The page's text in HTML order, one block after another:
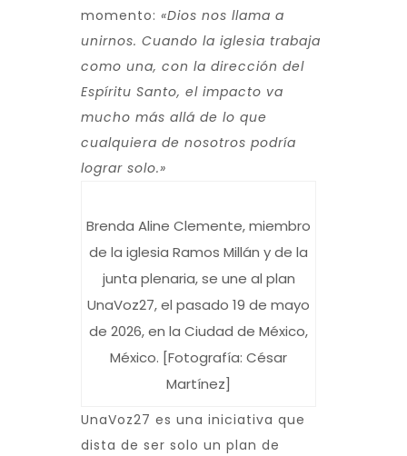
momento: «Dios nos llama a
unirnos. Cuando la iglesia trabaja
como una, con la dirección del
Espíritu Santo, el impacto va
mucho más allá de lo que
cualquiera de nosotros podría
lograr solo.»
Brenda Aline Clemente, miembro
de la iglesia Ramos Millán y de la
junta plenaria, se une al plan
UnaVoz27, el pasado 19 de mayo
de 2026, en la Ciudad de México,
México. [Fotografía: César
Martínez]
UnaVoz27 es una iniciativa que
dista de ser solo un plan de